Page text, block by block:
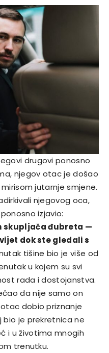
drugovi ponosno
njegov otac je došao
jutarnje smjene.
njegovog oca,
izjavio:
skupljača đubreta —
dok ste gledali s
tišine bio je više od
u kojem su svi
rada i dostojanstva.
da nije samo on
dobio priznanje
bio je prekretnica ne
i u životima mnogih
trenutku.